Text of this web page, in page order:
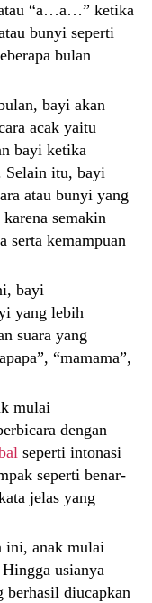
“a…a…” ketika
bunyi seperti
bulan
bayi akan
acak yaitu
bayi ketika
Selain itu, bayi
atau bunyi yang
semakin
serta kemampuan
bayi
yang lebih
suara yang
“mamama”,
mulai
dengan
seperti intonasi
seperti benar-
jelas yang
ini, anak mulai
usianya
berhasil diucapkan